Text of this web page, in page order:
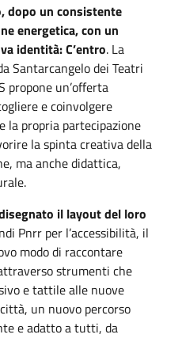
dopo un consistente
energetica, con un
identità: C’entro. La
Santarcangelo dei Teatri
propone un’offerta
e coinvolgere
la propria partecipazione
la spinta creativa della
ma anche didattica,
il layout del loro
Pnrr per l’accessibilità, il
modo di raccontare
strumenti che
e tattile alle nuove
un nuovo percorso
e adatto a tutti, da